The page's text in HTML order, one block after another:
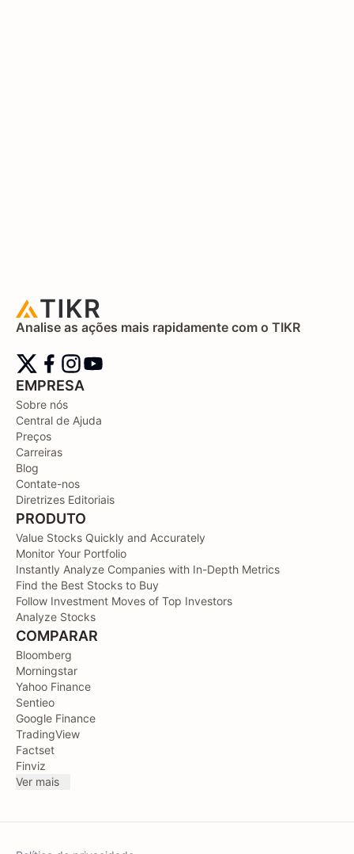
Analise as ações mais rapidamente com o TIKR
EMPRESA
Sobre nós
Central de Ajuda
Preços
Carreiras
Blog
Contate-nos
Diretrizes Editoriais
PRODUTO
Value Stocks Quickly and Accurately
Monitor Your Portfolio
Instantly Analyze Companies with In-Depth Metrics
Find the Best Stocks to Buy
Follow Investment Moves of Top Investors
Analyze Stocks
COMPARAR
Bloomberg
Morningstar
Yahoo Finance
Sentieo
Google Finance
TradingView
Factset
Finviz
Ver mais